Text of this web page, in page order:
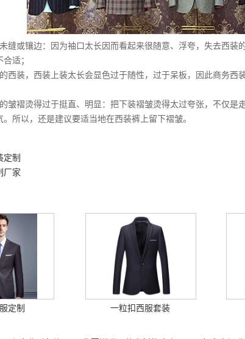
镶边：因为袖口太长因而看起来很随意、浮夸，失去西装
适；
，西装上装太长会显色过于随性，过于呆板，因此商务西
烫得过于挺直、明显：把下装褶皱烫得太过夸张，不仅是
所以，还是建议要适当地在西装裤上留下褶皱。
定制
厂家
定制 一粒扣西服套装